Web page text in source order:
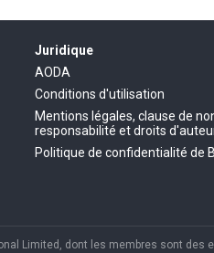
Juridique
AODA
Conditions d'utilisation
Mentions légales, clause de
responsabilité et droits
Politique de confidentialité de
Limited, dont les membres sont